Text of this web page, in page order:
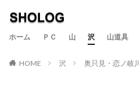
ホーム ＰＣ 山 沢 山道具
HOME 沢 奥只見・恋ノ岐川
カテゴリー